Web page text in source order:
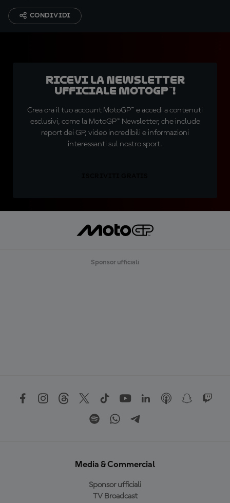
CONDIVIDI
Ricevi la newsletter
ufficiale MotoGP™!
Crea ora il tuo account MotoGP™ e accedi a contenuti
esclusivi, come la MotoGP™ Newsletter, che include
report dei GP, video incredibili e informazioni
interessanti sul nostro sport.
Sponsor ufficiali
Media & Commercial
Sponsor ufficiali
TV Broadcast